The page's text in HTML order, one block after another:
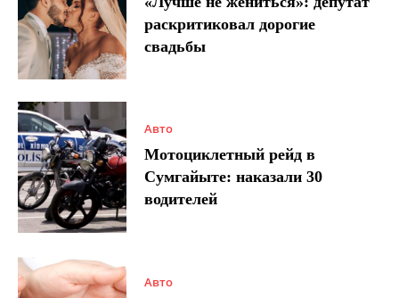
раскритиковал дорогие
свадьбы
Авто
Мотоциклетный рейд в
Сумгайыте: наказали 30
водителей
Авто